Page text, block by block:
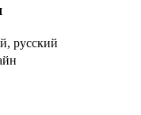
русский